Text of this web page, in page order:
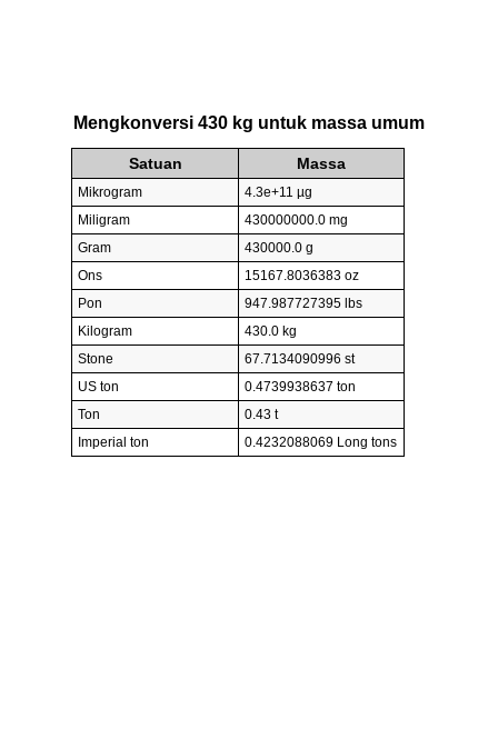
Mengkonversi 430 kg untuk massa umum
Satuan Massa
Mikrogram
4.3e+11 µg
Miligram
430000000.0 mg
Gram
430000.0 g
Ons
15167.8036383 oz
Pon
947.987727395 lbs
Kilogram
430.0 kg
Stone
67.7134090996 st
US ton
0.4739938637 ton
Ton
0.43 t
Imperial ton
0.4232088069 Long tons